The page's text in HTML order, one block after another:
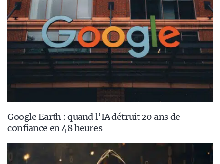
Google Earth : quand l’IA détruit 20 ans de
confiance en 48 heures